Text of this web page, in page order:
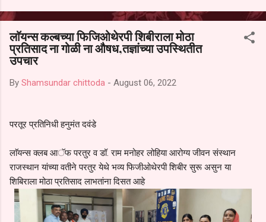
करण्यात यावी आणि सर्व पालकांच्या उपस्थितीत मतदान पद्धतीने शालेय समितीची
फेरनिवडणूक घेण्यात यावी, अशी मागणी पालकांनी केली आहे. या निवेदनाच्या प्रती
जिल्हा शिक्षण अधिकारी (प्राथमिक), जालना तसेच तालुका शिक्षण अधिकारी,
परतूर यांनाही पाठविण्यात आल्या असून प्रशासन याबाबत काय निर्णय घेते, याकडे
पालकांचे लक्ष लागले आहे. या न...
लाॅयन्स कल्बच्या फिजिओथेरपी शिबीराला मोठा
प्रतिसाद ना गोळी ना औषध,तज्ञांच्या उपस्थितीत
उपचार
By Shamsundar chittoda - August 06, 2022
परतूर प्रतिनिधी हनुमंत दवंडे
लाॅयन्स क्लब आॅफ परतुर व डॉ. राम मनोहर लोहिया आरोग्य जीवन संस्थान
राजस्थान यांच्या वतीने परतुर येथे भव्य फिजीओथेरपी शिबीर सुरू असुन या
शिबिराला मोठा प्रतिसाद लाभतांना दिसत आहे